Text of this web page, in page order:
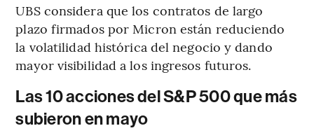
UBS considera que los contratos de largo
plazo firmados por Micron están reduciendo
la volatilidad histórica del negocio y dando
mayor visibilidad a los ingresos futuros.
Las 10 acciones del S&P 500 que más
subieron en mayo